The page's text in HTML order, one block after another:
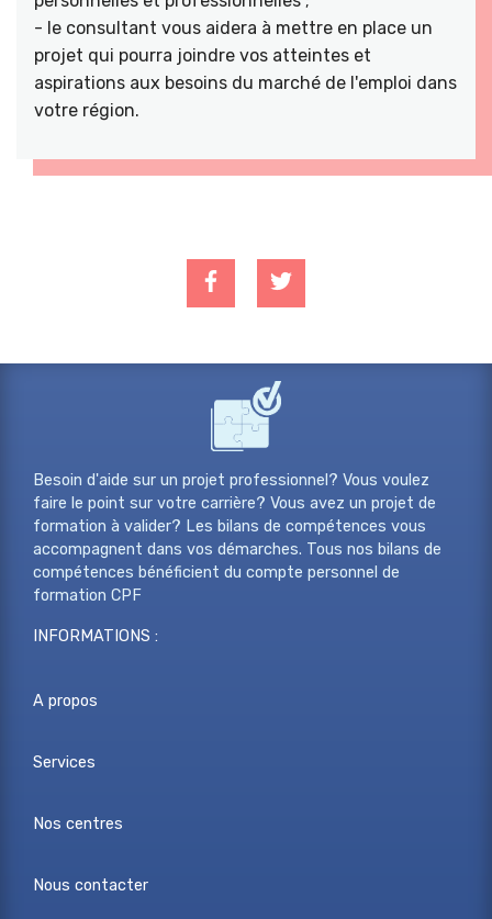
- le consultant vous aidera à mettre en place un
projet qui pourra joindre vos atteintes et
aspirations aux besoins du marché de l'emploi dans
votre région.
Besoin d'aide sur un projet professionnel? Vous voulez
faire le point sur votre carrière? Vous avez un projet de
formation à valider? Les bilans de compétences vous
accompagnent dans vos démarches. Tous nos bilans de
compétences bénéficient du compte personnel de
formation CPF
INFORMATIONS :
A propos
Services
Nos centres
Nous contacter